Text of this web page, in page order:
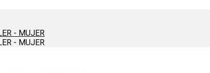
- MUJER
- MUJER